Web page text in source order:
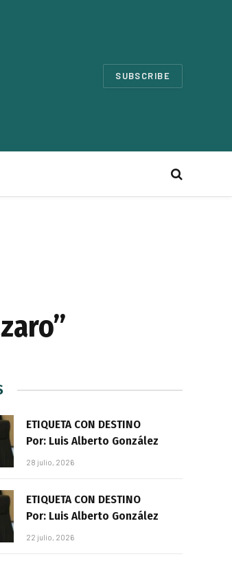
SUBSCRIBE
ETIQUETA CON DESTINO
Por: Luis Alberto González
28 julio, 2026
ETIQUETA CON DESTINO
Por: Luis Alberto González
22 julio, 2026